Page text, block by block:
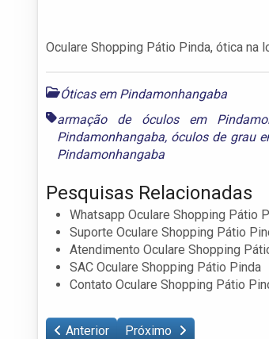
Oculare Shopping Pátio Pinda, ótica na
Previous
Next
Óticas em Pindamonhangaba
armação de óculos em
Pindamonhangaba, óculos de grau
Pindamonhangaba
Pesquisas Relacionadas
Whatsapp Oculare Shopping Pátio
Suporte Oculare Shopping Pátio
Atendimento Oculare Shopping
SAC Oculare Shopping Pátio Pinda
Contato Oculare Shopping Pátio
Anterior Próximo